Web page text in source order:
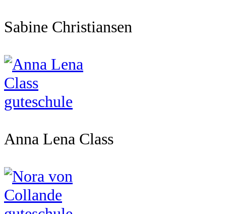
Sabine Christiansen
Anna Lena Class